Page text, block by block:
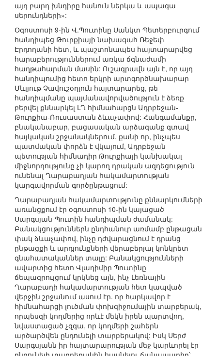
այդ բարդ խնդիրը հանուն ներկա և ապագա
սերունդների»:
Օգոստոսի 9-ին Վ.Պուտինը Սանկտ Պետերբուրգում
հանդիպեց Թուրքիայի նախագահ Ռեջեփ
Էրդողանի հետ, և պաշտոնապես հայտարարվեց
հարաբերություններում առկա ճգնաժամի
հաղթահարման մասին: Ուշագրավն այն է, որ այդ
հանդիպումից հետո երկրի արտգործնախարար
Մևլյութ Չավուշօղլուն հայտարարեց, թե
հանդիպմանը պայմանավորվածություն է ձեռք
բերվել քննարկել ԼՂ հիմնահարցն Ադրբեջան-
Թուրքիա-Ռուսաստան ձևաչափով: Հանգամանքը,
բնականաբար, բացասական արձագանք գտավ
հայկական շրջանակներում, քանի որ, ինչպես
պատմական փորձն է վկայում, Ադրբեջան
պետության հիմնադիր Թուրքիայի կանխակալ
միջնորդությունը չի կարող դրական ազդեցություն
ունենալ Ղարաբաղյան հակամարտության
կարգավորման գործընթացում:
Ղարաբաղյան հակամարտությունը քննարկումների
առանցքում էր օգոստոսի 10-ին կայացած
Սարգսյան-Պուտին հանդիպման ժամանակ:
Բանակցություններն ընդհանուր առմամբ ընթացան
փակ ձևաչափով, ինչը դժվարացնում է դրանց
ընթացքի և արդյունքների վերաբերյալ կոնկրետ
գնահատականներ տալը: Բանակցությունների
ավարտից հետո Վլադիմիր Պուտինը
ճեպազրույցում կրկնեց այն, ինչ Լեռնային
Ղարաբաղի հակամարտության հետ կապված
վերջին շրջանում ասում էր. որ հարկավոր է
հիմնահարցի լուծման փոխզիջումային տարբերակ,
որպեսզի կողմերից որևէ մեկն իրեն պարտվող,
նվաստացած չզգա, որ կողմերի շահերն
արծարծվեն ընդունելի տարբերակով: Իսկ Սերժ
Սարգսյանն իր հայտարարության մեջ կարևորել էր